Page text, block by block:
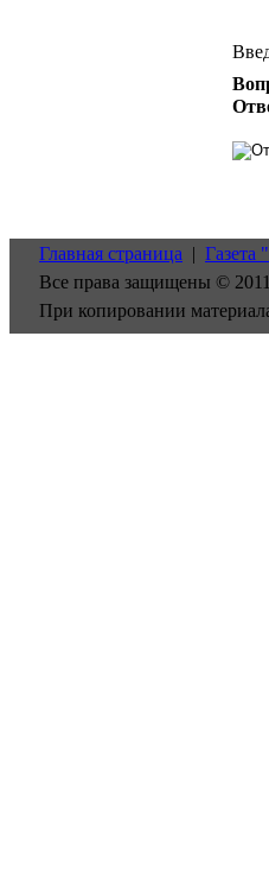
Главная страница | Газета
Все права защищены ©
При копировании